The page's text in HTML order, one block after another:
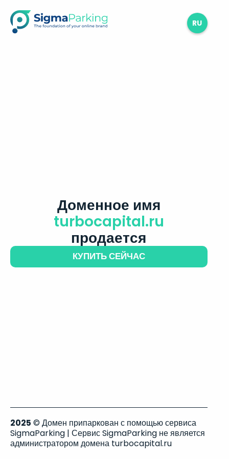
RU
Доменное имя
turbocapital.ru
продается
КУПИТЬ СЕЙЧАС
2025 © Домен припаркован с помощью сервиса
SigmaParking | Сервис SigmaParking не является
администратором домена turbocapital.ru